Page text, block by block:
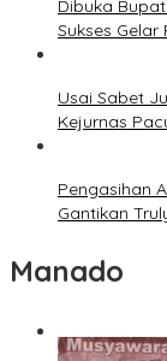
Dibuka
Sukses
Usai Sabet
Kejurnas
Pengasihan
Gantikan
Manado